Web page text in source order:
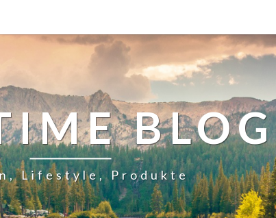
BLOG
Lifestyle, Produkte